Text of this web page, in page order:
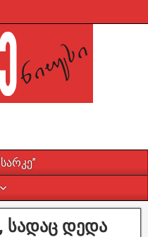
სადაც დედა